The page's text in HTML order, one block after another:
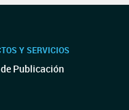
Y SERVICIOS
Publicación